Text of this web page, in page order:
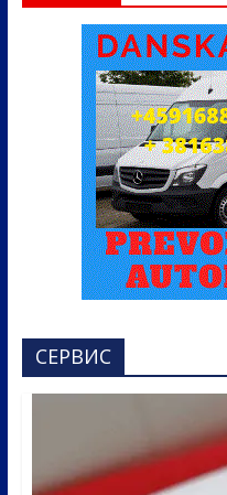
СЕРВИС